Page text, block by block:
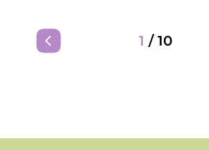
1 / 10